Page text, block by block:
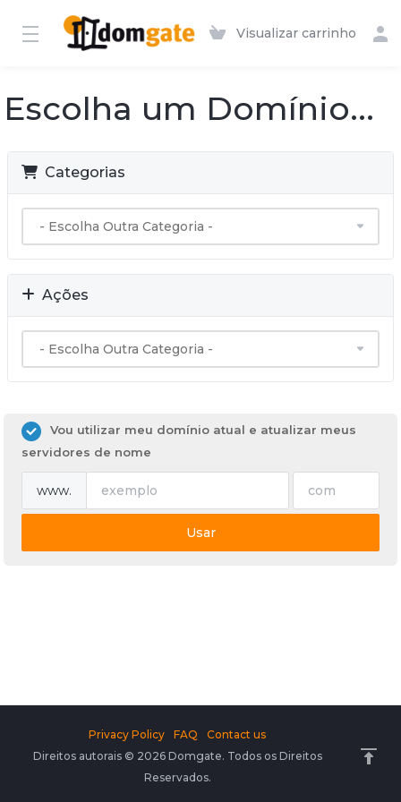
Visualizar carrinho
Escolha um Domínio...
Categorias
Ações
Vou utilizar meu domínio atual e atualizar meus
servidores de nome
www.
Usar
Direitos autorais © 2026 Domgate. Todos os Direitos
Reservados.
Privacy Policy FAQ Contact us